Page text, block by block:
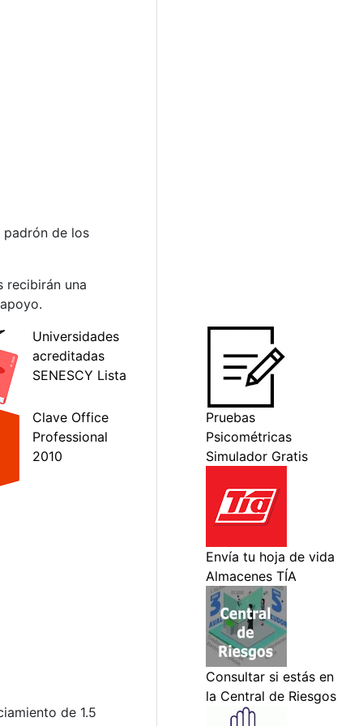
padrón de los
recibirán una
de 1.5